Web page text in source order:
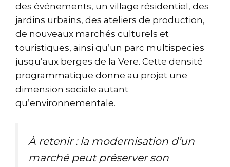
des événements, un village résidentiel, des
jardins urbains, des ateliers de production,
de nouveaux marchés culturels et
touristiques, ainsi qu’un parc multispecies
jusqu’aux berges de la Vere. Cette densité
programmatique donne au projet une
dimension sociale autant
qu’environnementale.
À retenir : la modernisation d’un
marché peut préserver son